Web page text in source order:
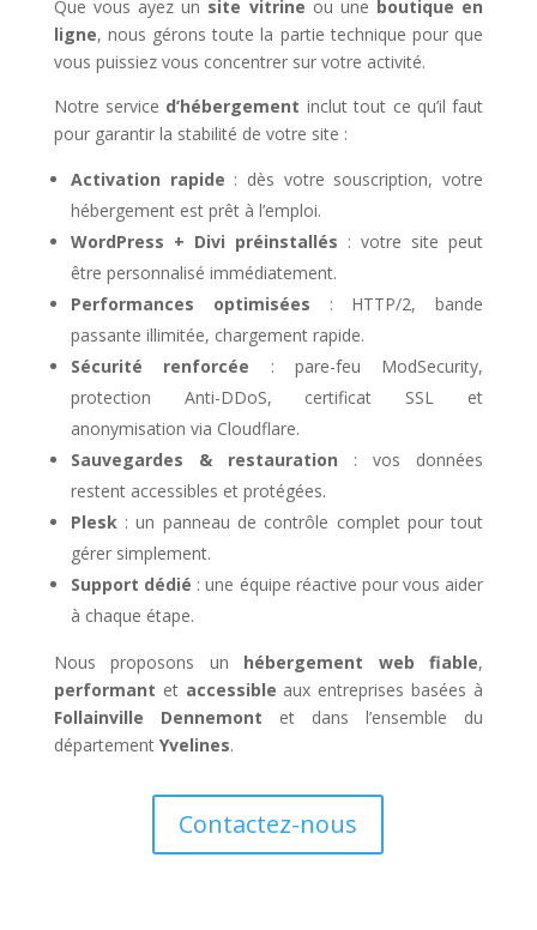
Que vous ayez un site vitrine ou une boutique en
ligne, nous gérons toute la partie technique pour que
vous puissiez vous concentrer sur votre activité.
Notre service d’hébergement inclut tout ce qu’il faut
pour garantir la stabilité de votre site :
Activation rapide : dès votre souscription, votre
hébergement est prêt à l’emploi.
WordPress + Divi préinstallés : votre site peut
être personnalisé immédiatement.
Performances optimisées : HTTP/2, bande
passante illimitée, chargement rapide.
Sécurité renforcée : pare-feu ModSecurity,
protection Anti-DDoS, certificat SSL et
anonymisation via Cloudflare.
Sauvegardes & restauration : vos données
restent accessibles et protégées.
Plesk: un panneau de contrôle complet pour tout
gérer simplement.
Support dédié : une équipe réactive pour vous aider
à chaque étape.
Nous proposons un hébergement web fiable,
performant et accessible aux entreprises basées à
Follainville Dennemont et dans l’ensemble du
département Yvelines.
Contactez-nous